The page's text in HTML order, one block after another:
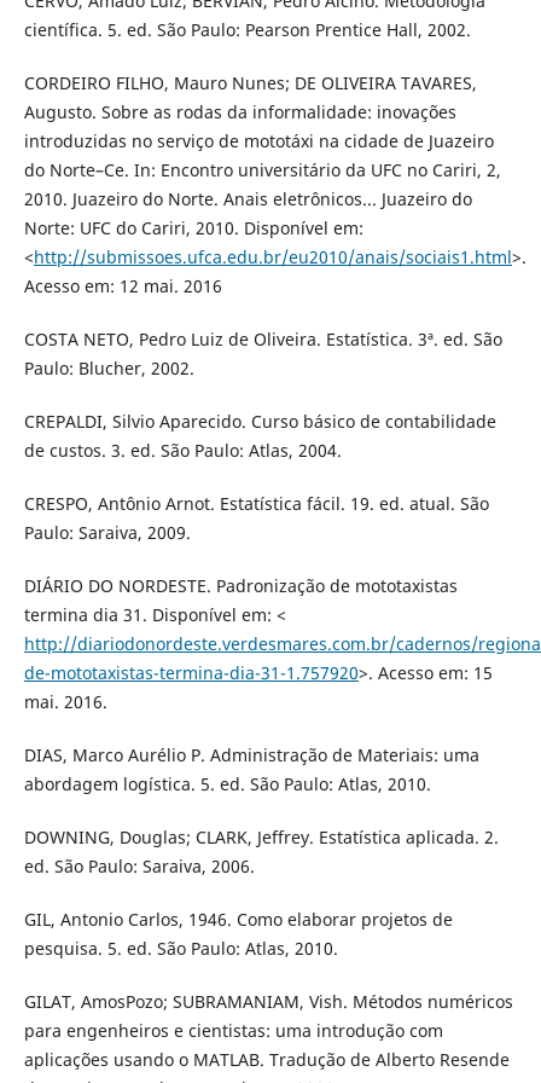
científica. 5. ed. São Paulo: Pearson Prentice Hall, 2002.
CORDEIRO FILHO, Mauro Nunes; DE OLIVEIRA TAVARES,
Augusto. Sobre as rodas da informalidade: inovações
introduzidas no serviço de mototáxi na cidade de Juazeiro
do Norte–Ce. In: Encontro universitário da UFC no Cariri, 2,
2010. Juazeiro do Norte. Anais eletrônicos... Juazeiro do
Norte: UFC do Cariri, 2010. Disponível em:
<http://submissoes.ufca.edu.br/eu2010/anais/sociais1.html>.
Acesso em: 12 mai. 2016
COSTA NETO, Pedro Luiz de Oliveira. Estatística. 3ª. ed. São
Paulo: Blucher, 2002.
CREPALDI, Silvio Aparecido. Curso básico de contabilidade
de custos. 3. ed. São Paulo: Atlas, 2004.
CRESPO, Antônio Arnot. Estatística fácil. 19. ed. atual. São
Paulo: Saraiva, 2009.
DIÁRIO DO NORDESTE. Padronização de mototaxistas
termina dia 31. Disponível em: <
http://diariodonordeste.verdesmares.com.br/cadernos/
de-mototaxistas-termina-dia-31-1.757920>. Acesso em: 15
mai. 2016.
DIAS, Marco Aurélio P. Administração de Materiais: uma
abordagem logística. 5. ed. São Paulo: Atlas, 2010.
DOWNING, Douglas; CLARK, Jeffrey. Estatística aplicada. 2.
ed. São Paulo: Saraiva, 2006.
GIL, Antonio Carlos, 1946. Como elaborar projetos de
pesquisa. 5. ed. São Paulo: Atlas, 2010.
GILAT, AmosPozo; SUBRAMANIAM, Vish. Métodos numéricos
para engenheiros e cientistas: uma introdução com
aplicações usando o MATLAB. Tradução de Alberto Resende